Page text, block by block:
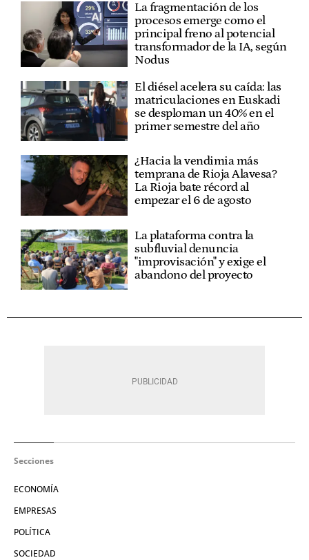
La fragmentación de los
procesos emerge como el
principal freno al potencial
transformador de la IA, según
Nodus
El diésel acelera su caída: las
matriculaciones en Euskadi
se desploman un 40% en el
primer semestre del año
¿Hacia la vendimia más
temprana de Rioja Alavesa?
La Rioja bate récord al
empezar el 6 de agosto
La plataforma contra la
subfluvial denuncia
"improvisación" y exige el
abandono del proyecto
Secciones
ECONOMÍA
EMPRESAS
POLÍTICA
SOCIEDAD